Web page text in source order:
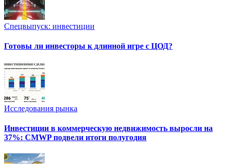
Спецвыпуск: инвестиции
Готовы ли инвесторы к длинной игре с ЦОД?
Исследования рынка
Инвестиции в коммерческую недвижимость выросли на
37%: CMWP подвели итоги полугодия